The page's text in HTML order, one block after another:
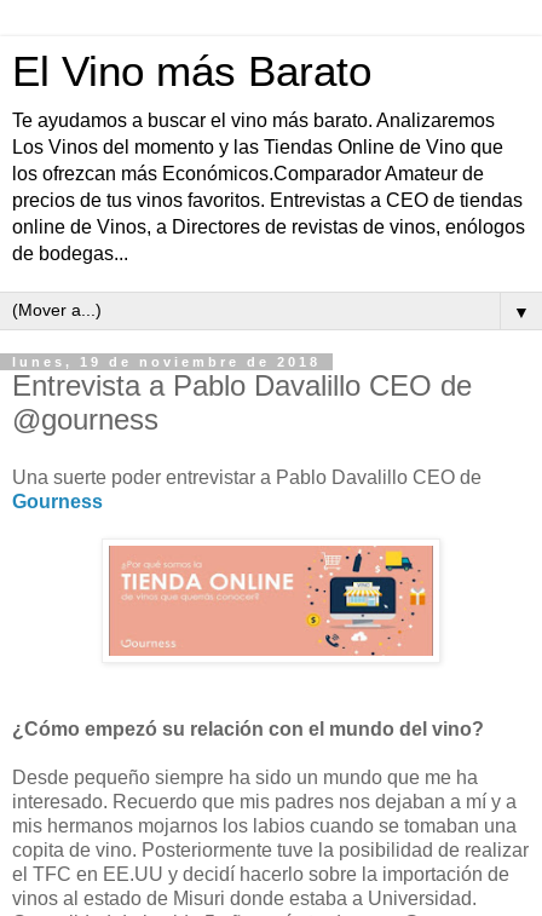
El Vino más Barato
Te ayudamos a buscar el vino más barato. Analizaremos
Los Vinos del momento y las Tiendas Online de Vino que
los ofrezcan más Económicos.Comparador Amateur de
precios de tus vinos favoritos. Entrevistas a CEO de tiendas
online de Vinos, a Directores de revistas de vinos, enólogos
de bodegas...
▼
lunes, 19 de noviembre de 2018
Entrevista a Pablo Davalillo CEO de
@gourness
Una suerte poder entrevistar a Pablo Davalillo CEO de
Gourness
¿Cómo empezó su relación con el mundo del vino?
Desde pequeño siempre ha sido un mundo que me ha
interesado. Recuerdo que mis padres nos dejaban a mí y a
mis hermanos mojarnos los labios cuando se tomaban una
copita de vino. Posteriormente tuve la posibilidad de realizar
el TFC en EE.UU y decidí hacerlo sobre la importación de
vinos al estado de Misuri donde estaba a Universidad.